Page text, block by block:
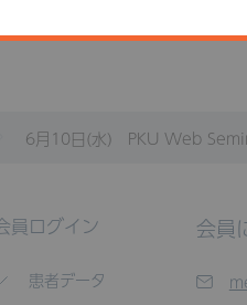
6月10日(水) PKU Web
員ログイン
患者データ
会員